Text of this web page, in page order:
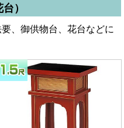
）
、御供物台、花台などに